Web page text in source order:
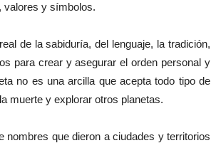
valores y símbolos.
de la sabiduría, del lenguaje, la tradición,
para crear y asegurar el orden personal y
no es una arcilla que acepta todo tipo de
muerte y explorar otros planetas.
nombres que dieron a ciudades y territorios